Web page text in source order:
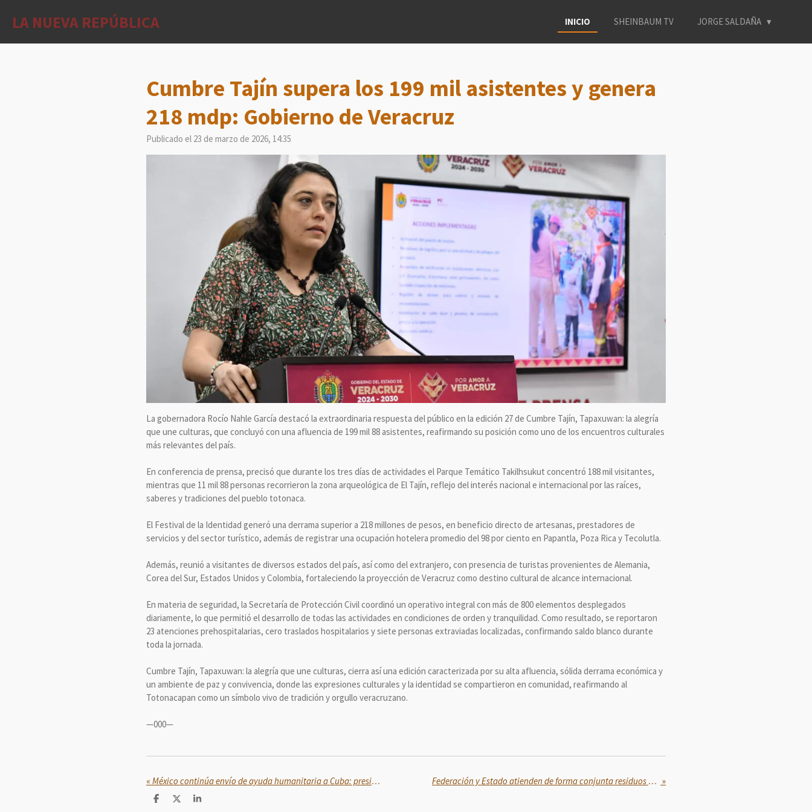
LA NUEVA REPÚBLICA INICIO SHEINBAUM TV JORGE SALDAÑA
Cumbre Tajín supera los 199 mil asistentes y genera
218 mdp: Gobierno de Veracruz
Publicado el 23 de marzo de 2026, 14:35
La gobernadora Rocío Nahle García destacó la extraordinaria respuesta del público en la edición 27 de Cumbre Tajín, Tapaxuwan: la alegría
que une culturas, que concluyó con una afluencia de 199 mil 88 asistentes, reafirmando su posición como uno de los encuentros culturales
más relevantes del país.
En conferencia de prensa, precisó que durante los tres días de actividades el Parque Temático Takilhsukut concentró 188 mil visitantes,
mientras que 11 mil 88 personas recorrieron la zona arqueológica de El Tajín, reflejo del interés nacional e internacional por las raíces,
saberes y tradiciones del pueblo totonaca.
El Festival de la Identidad generó una derrama superior a 218 millones de pesos, en beneficio directo de artesanas, prestadores de
servicios y del sector turístico, además de registrar una ocupación hotelera promedio del 98 por ciento en Papantla, Poza Rica y Tecolutla.
Además, reunió a visitantes de diversos estados del país, así como del extranjero, con presencia de turistas provenientes de Alemania,
Corea del Sur, Estados Unidos y Colombia, fortaleciendo la proyección de Veracruz como destino cultural de alcance internacional.
En materia de seguridad, la Secretaría de Protección Civil coordinó un operativo integral con más de 800 elementos desplegados
diariamente, lo que permitió el desarrollo de todas las actividades en condiciones de orden y tranquilidad. Como resultado, se reportaron
23 atenciones prehospitalarias, cero traslados hospitalarios y siete personas extraviadas localizadas, confirmando saldo blanco durante
toda la jornada.
Cumbre Tajín, Tapaxuwan: la alegría que une culturas, cierra así una edición caracterizada por su alta afluencia, sólida derrama económica y
un ambiente de paz y convivencia, donde las expresiones culturales y la identidad se compartieron en comunidad, reafirmando al
Totonacapan como un símbolo vivo de tradición y orgullo veracruzano.
—000—
« México continúa envío de ayuda humanitaria a Cuba: presidenta Sheinbaum Federación y Estado atienden de forma conjunta residuos de hidrocarburo: Rocío Nahle »
C
C
C